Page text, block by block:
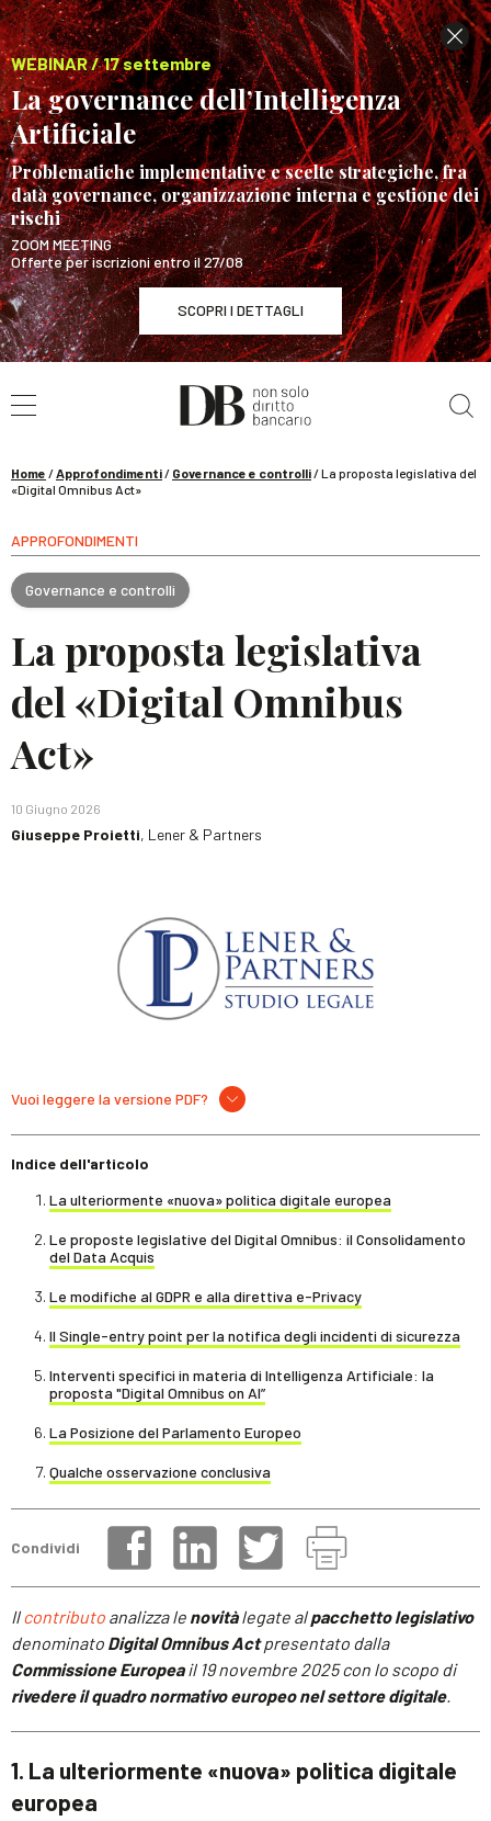
WEBINAR / 17 settembre
La governance dell’Intelligenza
Artificiale
Problematiche implementative e scelte strategiche, fra
data governance, organizzazione interna e gestione dei
rischi
ZOOM MEETING
Offerte per iscrizioni entro il 27/08
SCOPRI I DETTAGLI
WEBINAR / 17 settembre
La governance dell’Intelligenza Artificiale
Home /Approfondimenti/ Governance e controlli/La proposta legislativa del
«Digital Omnibus Act»
APPROFONDIMENTI
Governance e controlli
La proposta legislativa
del «Digital Omnibus
Act»
10 Giugno 2026
Giuseppe Proietti, Lener & Partners
Vuoi leggere la versione PDF?
Indice dell'articolo
La ulteriormente «nuova» politica digitale europea
Le proposte legislative del Digital Omnibus: il Consolidamento
del Data Acquis
Le modifiche al GDPR e alla direttiva e-Privacy
Il Single-entry point per la notifica degli incidenti di sicurezza
Interventi specifici in materia di Intelligenza Artificiale: la
proposta "Digital Omnibus on AI”
La Posizione del Parlamento Europeo
Qualche osservazione conclusiva
Condividi
Ilcontributo analizza le novitàlegate alpacchetto legislativo
denominato Digital Omnibus Actpresentato dalla
Commissione Europeail 19 novembre 2025 con lo scopo di
rivedere il quadro normativo europeo nel settore digitale.
1. La ulteriormente «nuova» politica digitale
europea